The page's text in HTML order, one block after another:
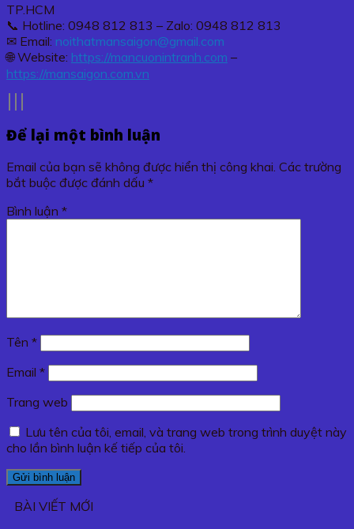
TP.HCM
📞 Hotline: 0948 812 813 – Zalo: 0948 812 813
✉ Email: noithatmansaigon@gmail.com
🌐 Website: https://mancuonintranh.com –
https://mansaigon.com.vn
Để lại một bình luận
Email của bạn sẽ không được hiển thị công khai. Các trường
bắt buộc được đánh dấu *
Bình luận *
Tên *
Email *
Trang web
Lưu tên của tôi, email, và trang web trong trình duyệt này
cho lần bình luận kế tiếp của tôi.
BÀI VIẾT MỚI